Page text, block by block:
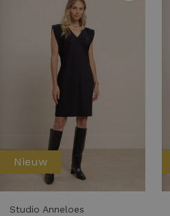
Nieuw
Studio Anneloes